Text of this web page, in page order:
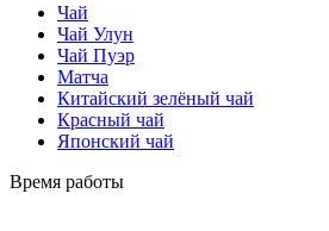
Чай
Чай Улун
Чай Пуэр
Матча
Китайский зелёный чай
Красный чай
Японский чай
Время работы